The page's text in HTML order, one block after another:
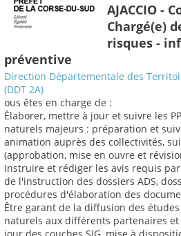
AJACCIO -
Chargé(e)
risques -
préventive
Direction Départementale des
(DDT 2A)
ous êtes en charge de :
Élaborer, mettre à jour et suivre les
naturels majeurs : préparation et
animation auprès des collectivités,
(approbation, mise en ouvre et
Instruire et rédiger les avis requis
de l'instruction des dossiers ADS,
procédures d'élaboration des
Être garant de la diffusion des
naturels aux différents partenaires et